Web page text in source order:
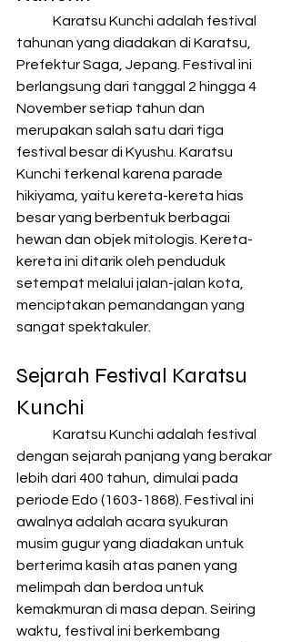
tahunan yang diadakan di Karatsu,
Prefektur Saga, Jepang. Festival ini
berlangsung dari tanggal 2 hingga 4
November setiap tahun dan
merupakan salah satu dari tiga
festival besar di Kyushu. Karatsu
Kunchi terkenal karena parade
hikiyama, yaitu kereta-kereta hias
besar yang berbentuk berbagai
hewan dan objek mitologis. Kereta-
kereta ini ditarik oleh penduduk
setempat melalui jalan-jalan kota,
menciptakan pemandangan yang
sangat spektakuler.
Sejarah Festival Karatsu
Kunchi
dengan sejarah panjang yang berakar
lebih dari 400 tahun, dimulai pada
periode Edo (1603-1868). Festival ini
awalnya adalah acara syukuran
musim gugur yang diadakan untuk
berterima kasih atas panen yang
melimpah dan berdoa untuk
kemakmuran di masa depan. Seiring
waktu, festival ini berkembang